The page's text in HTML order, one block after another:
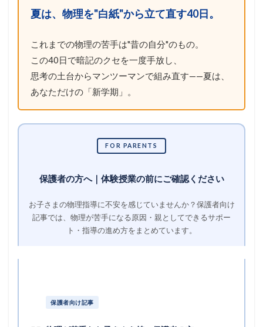
夏は、物理を"白紙"から立て直す40日。
これまでの物理の苦手は"昔の自分"のもの。
この40日で暗記のクセを一度手放し、
思考の土台からマンツーマンで組み直す——夏は、
あなただけの「新学期」。
FOR PARENTS
保護者の方へ｜体験授業の前にご確認ください
お子さまの物理指導に不安を感じていませんか？保護者向け
記事では、物理が苦手になる原因・親としてできるサポー
ト・指導の進め方をまとめています。
保護者向け記事